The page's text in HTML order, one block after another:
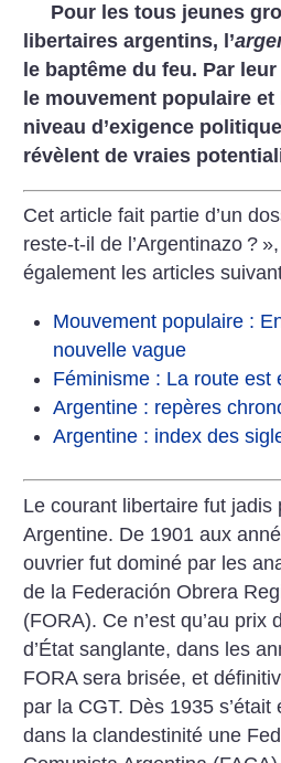
Pour les tous jeunes
libertaires argentins, l’
le baptême du feu. Par
le mouvement populaire
niveau d’exigence
révèlent de vraies
Cet article fait partie d’un
reste-t-il de l’Argentinazo ?
également les articles
Mouvement populaire :
nouvelle vague
Féminisme : La route est
Argentine : repères
Argentine : index des
Le courant libertaire fut jadis
Argentine. De 1901 aux
ouvrier fut dominé par les
de la Federación Obrera
(FORA). Ce n’est qu’au prix
d’État sanglante, dans les
FORA sera brisée, et
par la CGT. Dès 1935
dans la clandestinité une